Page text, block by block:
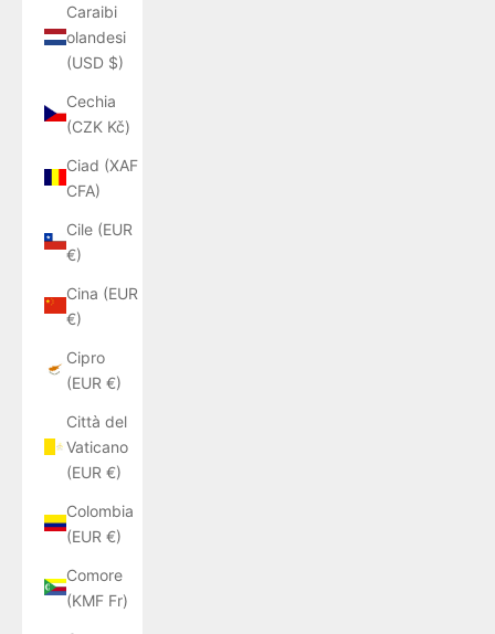
Caraibi
olandesi
(USD $)
Cechia
(CZK Kč)
Ciad (XAF
CFA)
Cile (EUR
€)
Cina (EUR
€)
Cipro
(EUR €)
Città del
Vaticano
(EUR €)
Colombia
(EUR €)
Comore
(KMF Fr)